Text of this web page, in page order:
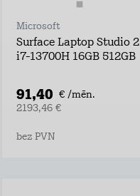
Microsoft
Surface Laptop Studio 2
i7-13700H 16GB 512GB
91,40 € /mēn.
2193,46 €
bez PVN